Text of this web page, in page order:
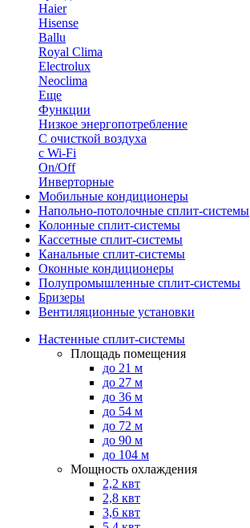
Haier
Hisense
Ballu
Royal Clima
Electrolux
Neoclima
Еще
Функции
Низкое энергопотребление
С очисткой воздуха
с Wi-Fi
On/Off
Инверторные
Мобильные кондиционеры
Напольно-потолоч​ные ​сплит-системы
Колонные ​​сплит-системы
Кассетные сплит-системы
Канальные сплит-системы
Оконные кондиционеры
Полупромышленные сплит-системы
Бризеры
Вентиляционные установки
Настенные сплит-системы
Площадь помещения
до 21 м
до 27 м
до 36 м
до 54 м
до 72 м
до 90 м
до 104 м
Мощность охлаждения
2,2 квт
2,8 квт
3,6 квт